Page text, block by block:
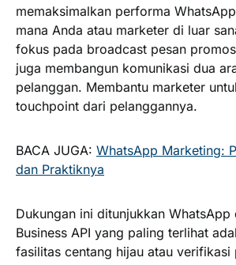
memaksimalkan performa
mana Anda atau marketer di luar
fokus pada broadcast pesan
juga membangun komunikasi dua
pelanggan. Membantu marketer
touchpoint dari pelanggannya.
BACA JUGA: WhatsApp Marketing:
dan Praktiknya
Dukungan ini ditunjukkan WhatsApp
Business API yang paling terlihat
fasilitas centang hijau atau verifikasi